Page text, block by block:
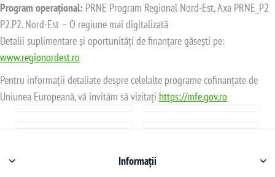
Program operațional: PRNE Program Regional Nord-Est, Axa PRNE_P2
P2.P2. Nord-Est – O regiune mai digitalizată
Detalii suplimentare și oportunități de finanțare găsești pe:
www.regionordest.ro
Pentru informații detaliate despre celelalte programe cofinanțate de
Uniunea Europeană, vă invităm să vizitați https://mfe.gov.ro
Informații